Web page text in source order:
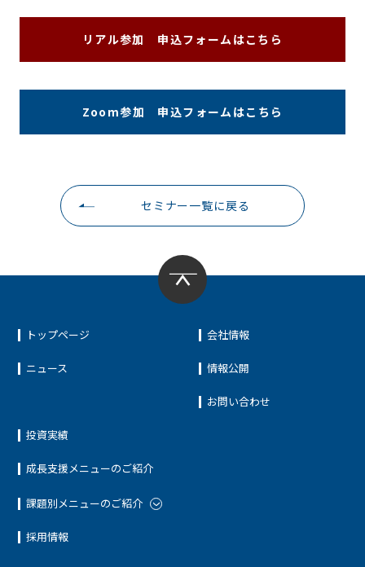
リアル参加 申込フォームはこちら
Zoom参加 申込フォームはこちら
セミナー一覧に戻る
トップページ
ニュース
投資実績
成長支援メニューのご紹介
課題別メニューのご紹介
採用情報
会社情報
情報公開
お問い合わせ